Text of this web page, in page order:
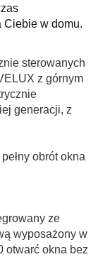
Ciebie w domu.
sterowanych
z górnym
generacji, z
obrót okna
ze
wyposażony w
otwarć okna bez